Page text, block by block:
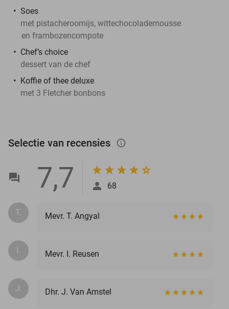
Soes
met pistacheroomijs, wittechocolademousse
en frambozencompote
Chef’s choice
dessert van de chef
Koffie of thee deluxe
met 3 Fletcher bonbons
Selectie van recensies info_outlined
7,7 68
T. Mevr. T. Angyal
I. Mevr. I. Reusen
J. Dhr. J. Van Amstel